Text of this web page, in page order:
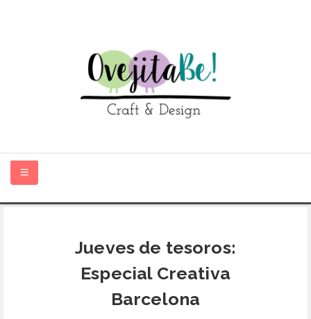
SOBRE MÍ
TIENDA ONLINE
Jueves de tesoros:
Especial Creativa
Barcelona